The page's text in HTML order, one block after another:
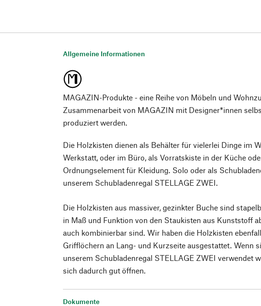
Allgemeine Informationen
MAGAZIN-Produkte - eine Reihe von Möbeln und
Zusammenarbeit von MAGAZIN mit Designer*innen
produziert werden.
Die Holzkisten dienen als Behälter für vielerlei Dinge im
Werkstatt, oder im Büro, als Vorratskiste in der Küche
Ordnungselement für Kleidung. Solo oder als
unserem Schubladenregal STELLAGE ZWEI.
Die Holzkisten aus massiver, gezinkter Buche sind
in Maß und Funktion von den Staukisten aus Kunststoff
auch kombinierbar sind. Wir haben die Holzkisten
Grifflöchern an Lang- und Kurzseite ausgestattet. Wenn
unserem Schubladenregal STELLAGE ZWEI verwendet
sich dadurch gut öffnen.
Dokumente